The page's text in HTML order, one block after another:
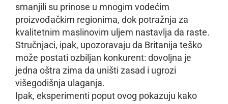
smanjili su prinose u mnogim vodećim
proizvođačkim regionima, dok potražnja za
kvalitetnim maslinovim uljem nastavlja da raste.
Stručnjaci, ipak, upozoravaju da Britanija teško
može postati ozbiljan konkurent: dovoljna je
jedna oštra zima da uništi zasad i ugrozi
višegodišnja ulaganja.
Ipak, eksperimenti poput ovog pokazuju kako